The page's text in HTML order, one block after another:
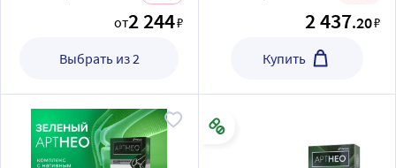
от2 244₽
Выбрать из 2
2 437.20₽
Купить